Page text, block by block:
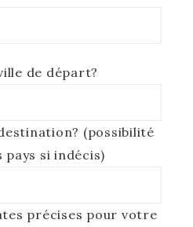
de départ?
(possibilité
si indécis)
précises pour votre